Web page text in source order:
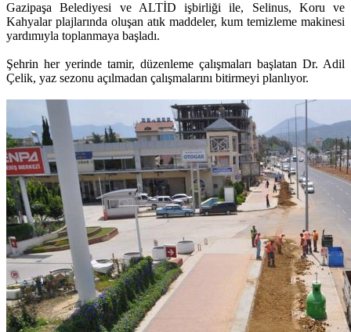
Gazipaşa Belediyesi ve ALTİD işbirliği ile, Selinus, Koru ve
Kahyalar plajlarında oluşan atık maddeler, kum temizleme makinesi
yardımıyla toplanmaya başladı.
Şehrin her yerinde tamir, düzenleme çalışmaları başlatan Dr. Adil
Çelik, yaz sezonu açılmadan çalışmalarını bitirmeyi planlıyor.